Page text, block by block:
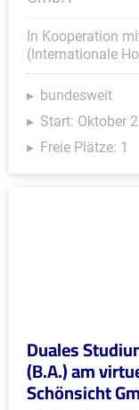
In Kooperation
(Internationale
bundesweit
Start: Oktober
Freie Plätze: 1
Duales
(B.A.) am
Schönsicht